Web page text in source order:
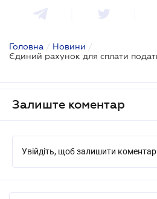
Головна / Новини /
Залиште коментар
Увійдіть, щоб залишити коментар